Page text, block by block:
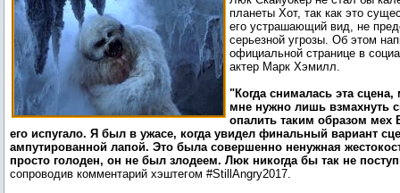
планеты Хот, так как это
его устрашающий вид, не
серьезной угрозы. Об этом
официальной странице в
актер Марк Хэмилл.
"Когда снималась эта сцена,
мне нужно лишь взмахнуть
опалить таким образом
его испугало. Я был в ужасе, когда увидел финальный вариант
ампутированной лапой. Это была совершенно ненужная
просто голоден, он не был злодеем. Люк никогда бы так не
сопроводив комментарий хэштегом #StillAngry2017.